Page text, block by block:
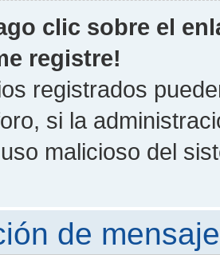
clic sobre el
registre!
registrados
si la
malicioso del
de